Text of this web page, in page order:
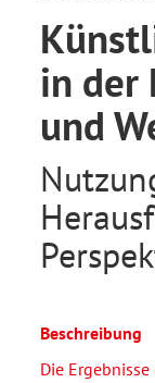
in der
und
Beschreibung
Die